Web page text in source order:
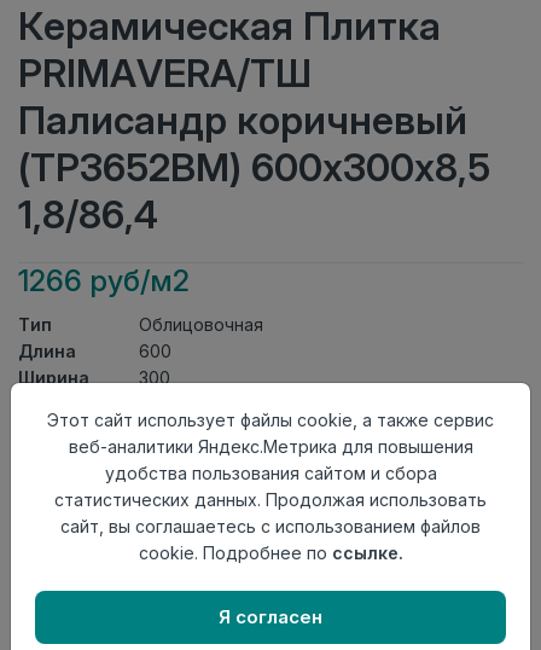
Керамическая Плитка
PRIMAVERA/ТШ
Палисандр коричневый
(ТР3652ВМ) 600х300х8,5
1,8/86,4
1266 руб/м2
Тип
Облицовочная
Длина
600
Ширина
300
Товарная
группа
Керамическая Плитка
8,5
Поверхность матовая
Страна
происхождения
Киргизия
Номер
Этот сайт использует файлы cookie, а также сервис
веб-аналитики Яндекс.Метрика для повышения
удобства пользования сайтом и сбора
статистических данных. Продолжая использовать
сайт, вы соглашаетесь с использованием файлов
cookie. Подробнее по ссылке.
Я согласен